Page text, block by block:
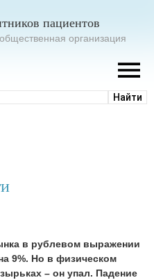
пациентов
организация
в рублевом выражении
9%. Но в физическом
– он упал. Падение